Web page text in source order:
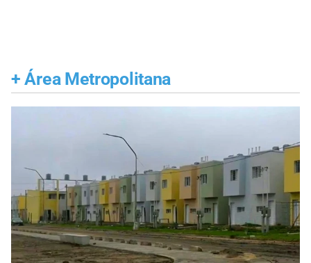
+ Área Metropolitana